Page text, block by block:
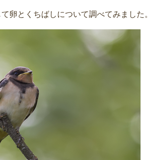
卵とくちばしについて調べてみました。